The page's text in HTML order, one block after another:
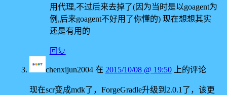
用代理,不过后来去掉了(因为当时是以goagent为
例,后来goagent不好用了你懂的) 现在想想其实
还是有用的
回复
chenxijun2004在 2015/10/08 @ 19:50上的评论
现在scr变成mdk了，ForgeGradle升级到2.0.1了，该更